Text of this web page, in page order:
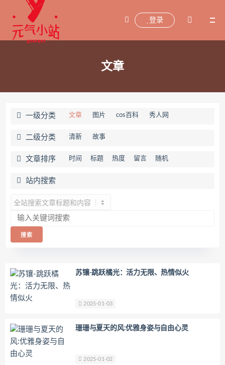
登录
文章
一级分类 文章 图片 cos百科 秀人网
二级分类 清新 故事
文章排序 时间 标题 热度 留言 随机
站内搜索
苏镶-跳跃橘光：活力无限、热情似火
2025-01-03
珊珊与夏天的风:优雅身姿与自由心灵
2025-01-02